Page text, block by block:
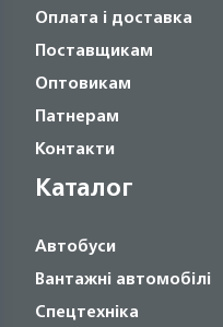
Оплата і доставка
Поставщикам
Оптовикам
Патнерам
Контакти
Каталог
Автобуси
Вантажні автомобілі
Спецтехніка